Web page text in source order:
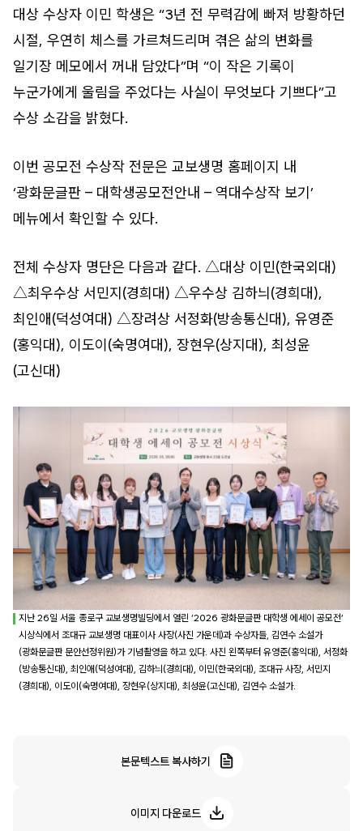
대상 수상자 이민 학생은 “3년 전 무력감에 빠져 방황하던
시절, 우연히 체스를 가르쳐드리며 겪은 삶의 변화를
일기장 메모에서 꺼내 담았다”며 “이 작은 기록이
누군가에게 울림을 주었다는 사실이 무엇보다 기쁘다”고
수상 소감을 밝혔다.
이번 공모전 수상작 전문은 교보생명 홈페이지 내
‘광화문글판 – 대학생공모전안내 – 역대수상작 보기’
메뉴에서 확인할 수 있다.
전체 수상자 명단은 다음과 같다. △대상 이민(한국외대)
△최우수상 서민지(경희대) △우수상 김하늬(경희대),
최인애(덕성여대) △장려상 서정화(방송통신대), 유영준
(홍익대), 이도이(숙명여대), 장현우(상지대), 최성윤
(고신대)
지난 26일 서울 종로구 교보생명빌딩에서 열린 ‘2026 광화문글판 대학생 에세이 공모전’
시상식에서 조대규 교보생명 대표이사 사장(사진 가운데)과 수상자들, 김연수 소설가
(광화문글판 문안선정위원)가 기념촬영을 하고 있다. 사진 왼쪽부터 유영준(홍익대), 서정화
(방송통신대), 최인애(덕성여대), 김하늬(경희대), 이민(한국외대), 조대규 사장, 서민지
(경희대), 이도이(숙명여대), 장현우(상지대), 최성윤(고신대), 김연수 소설가.
본문텍스트 복사하기
이미지 다운로드